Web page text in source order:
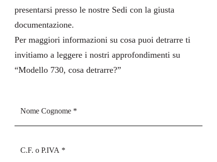
presentarsi presso le nostre Sedi con la giusta
documentazione.
Per maggiori informazioni su cosa puoi detrarre ti
invitiamo a leggere i nostri approfondimenti su
“Modello 730, cosa detrarre?”